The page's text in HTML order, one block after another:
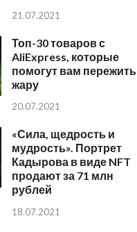
21.07.2021
Топ-30 товаров с
AliExpress, которые
помогут вам пережить
жару
20.07.2021
«Сила, щедрость и
мудрость». Портрет
Кадырова в виде NFT
продают за 71 млн
рублей
18.07.2021